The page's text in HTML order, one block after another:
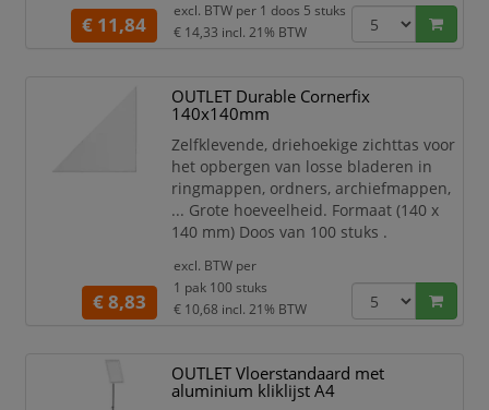
liggend formaat.
Mogelijk om te combineren met
afrolmechanisme.
Pak van 10 stuks.
€ 11,84
excl. BTW per 1 doos 5 stuks
€ 14,33 incl. 21% BTW
OUTLET Durable Cornerfix
140x140mm
Zelfklevende, driehoekige zichttas voor
het opbergen van losse bladeren in
ringmappen, ordners, archiefmappen,
... Grote hoeveelheid. Formaat (140 x
140 mm) Doos van 100 stuks .
€ 8,83
excl. BTW per
1 pak 100 stuks
€ 10,68 incl. 21% BTW
OUTLET Vloerstandaard met
aluminium kliklijst A4